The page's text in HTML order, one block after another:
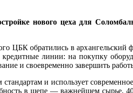
нового цеха для
ЦБК обратились в
линии: на покупку
и своевременно завершить
и использует
в щепе — важнейшем сырье,